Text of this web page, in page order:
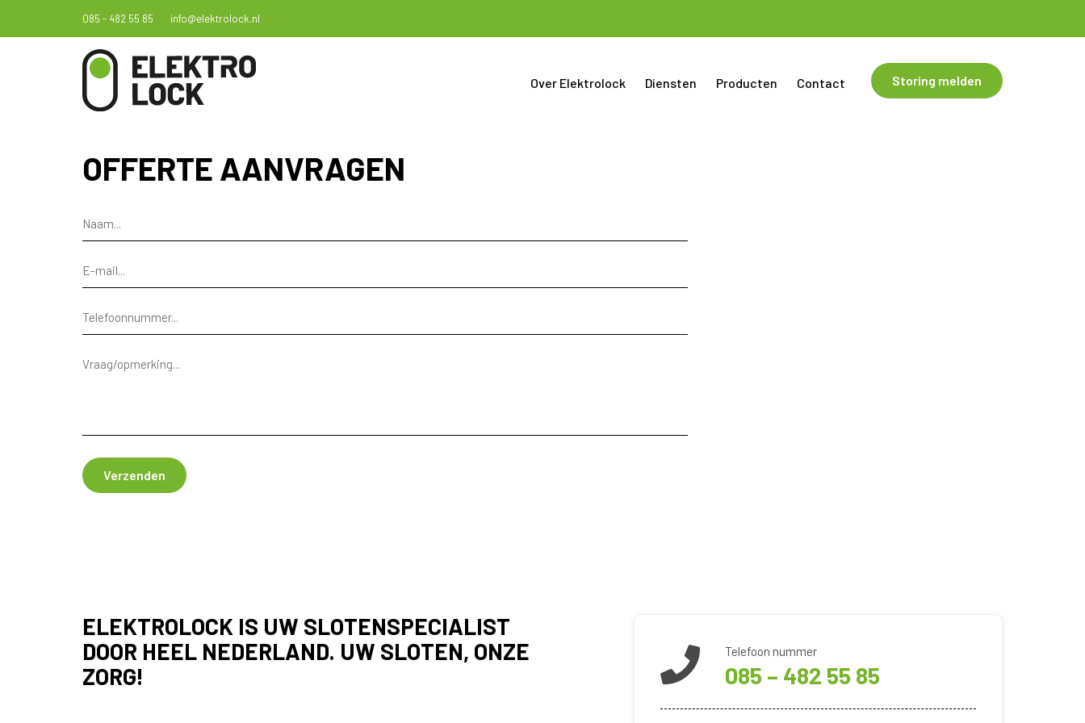
085 - 482 55 85 info@elektrolock.nl
Storing melden
Over Elektrolock Diensten Producten Contact
OFFERTE AANVRAGEN
ELEKTROLOCK IS UW SLOTENSPECIALIST
DOOR HEEL NEDERLAND. UW SLOTEN, ONZE
ZORG!
Telefoon nummer
085 – 482 55 85